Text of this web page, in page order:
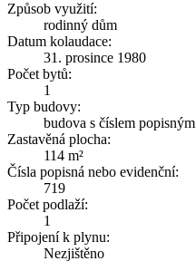
Způsob využití:
rodinný dům
Datum kolaudace:
31. prosince 1980
Počet bytů:
1
Typ budovy:
budova s číslem popisným
Zastavěná plocha:
114 m²
Čísla popisná nebo evidenční:
719
Počet podlaží:
1
Připojení k plynu:
Nezjištěno